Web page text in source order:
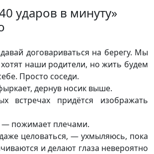
ударов в минуту»
договариваться на берегу. Мы
наши родители, но жить будем
Просто соседи.
дернув носик выше.
встречах придётся изображать
пожимает плечами.
целоваться, — ухмыляюсь, пока
и делают глаза невероятно